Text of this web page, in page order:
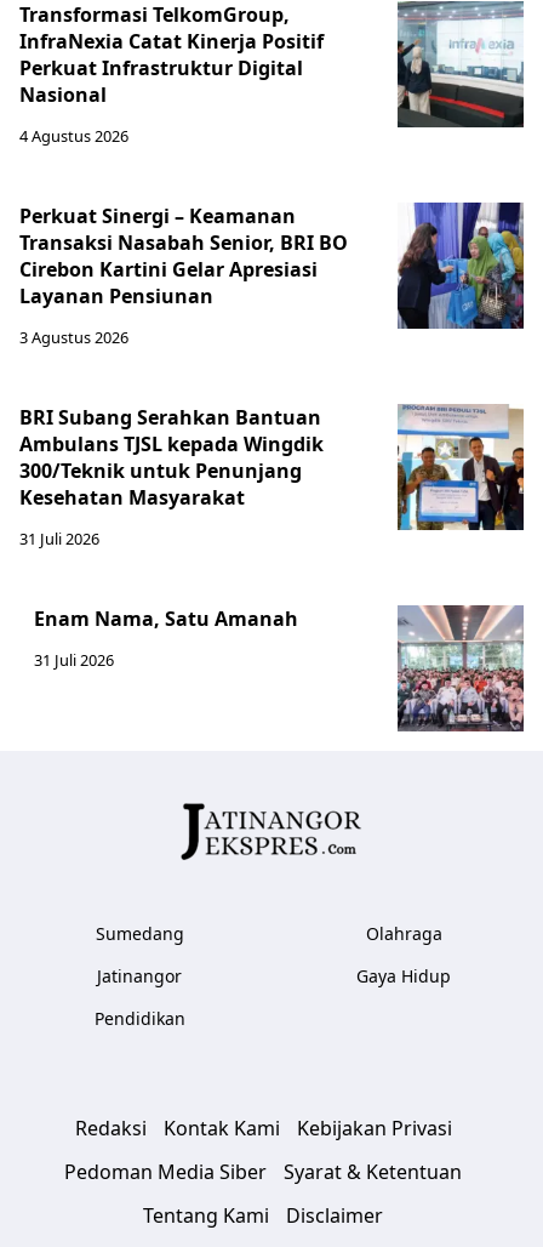
Transformasi TelkomGroup,
InfraNexia Catat Kinerja Positif
Perkuat Infrastruktur Digital
Nasional
4 Agustus 2026
Perkuat Sinergi – Keamanan
Transaksi Nasabah Senior, BRI BO
Cirebon Kartini Gelar Apresiasi
Layanan Pensiunan
3 Agustus 2026
BRI Subang Serahkan Bantuan
Ambulans TJSL kepada Wingdik
300/Teknik untuk Penunjang
Kesehatan Masyarakat ​
31 Juli 2026
Enam Nama, Satu Amanah
31 Juli 2026
Sumedang
Jatinangor
Pendidikan
Olahraga
Gaya Hidup
Redaksi Kontak Kami
Kebijakan Privasi
Pedoman Media Siber
Syarat & Ketentuan
Tentang Kami
Disclaimer